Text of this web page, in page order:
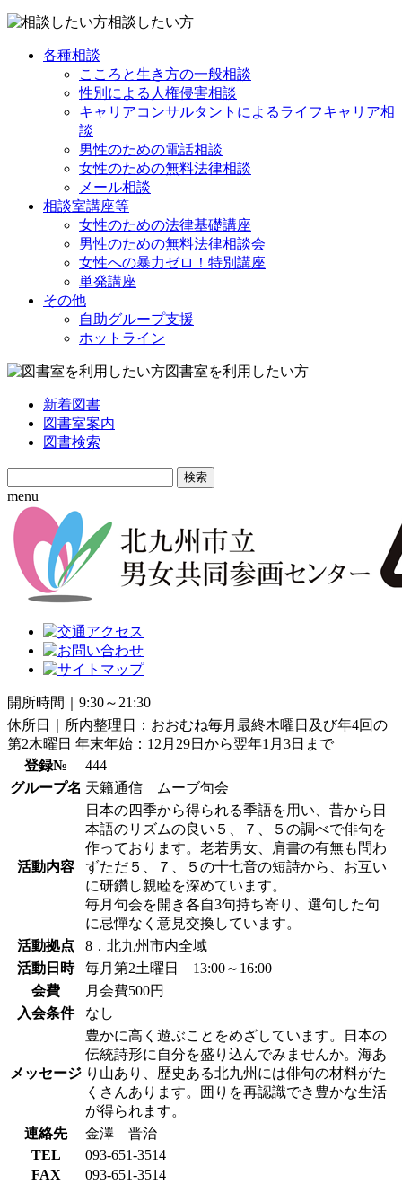
相談したい方
各種相談
こころと生き方の一般相談
性別による人権侵害相談
キャリアコンサルタントによるライフキャリア相
談
男性のための電話相談
女性のための無料法律相談
メール相談
相談室講座等
女性のための法律基礎講座
男性のための無料法律相談会
女性への暴力ゼロ！特別講座
単発講座
その他
自助グループ支援
ホットライン
図書室を利用したい方
新着図書
図書室案内
図書検索
Search
for:
menu
開所時間｜9:30～21:30
休所日｜所内整理日：おおむね毎月最終木曜日及び年4回の
第2木曜日 年末年始：12月29日から翌年1月3日まで
登録№
444
グループ名 天籟通信 ムーブ句会
活動内容
日本の四季から得られる季語を用い、昔から日
本語のリズムの良い５、７、５の調べで俳句を
作っております。老若男女、肩書の有無も問わ
ずただ５、７、５の十七音の短詩から、お互い
に研鑽し親睦を深めています。
毎月句会を開き各自3句持ち寄り、選句した句
に忌憚なく意見交換しています。
活動拠点
8．北九州市内全域
活動日時
毎月第2土曜日 13:00～16:00
会費
月会費500円
入会条件
なし
メッセージ
豊かに高く遊ぶことをめざしています。日本の
伝統詩形に自分を盛り込んでみませんか。海あ
り山あり、歴史ある北九州には俳句の材料がた
くさんあります。囲りを再認識でき豊かな生活
が得られます。
連絡先
金澤 晋治
TEL
093-651-3514
FAX
093-651-3514